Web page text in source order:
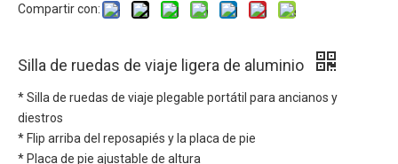
Compartir con:
Silla de ruedas de viaje ligera de aluminio
* Silla de ruedas de viaje plegable portátil para ancianos y
diestros
* Flip arriba del reposapiés y la placa de pie
* Placa de pie ajustable de altura